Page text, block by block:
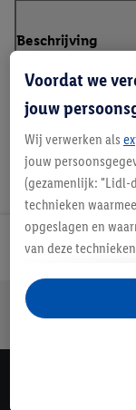
Beschrijving
Jouw voordelen
Voordat we
jouw
Wij verwerken als
jouw
(gezamenlijk: "Lidl-
technieken
opgeslagen en
van deze
opslaan van
analyseren van
gepersonaliseerde
gegevens over